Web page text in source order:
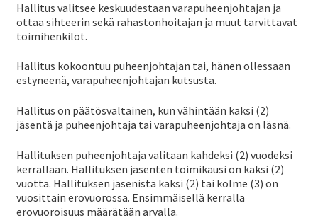
Hallitus valitsee keskuudestaan varapuheenjohtajan ja
ottaa sihteerin sekä rahastonhoitajan ja muut tarvittavat
toimihenkilöt.
Hallitus kokoontuu puheenjohtajan tai, hänen ollessaan
estyneenä, varapuheenjohtajan kutsusta.
Hallitus on päätösvaltainen, kun vähintään kaksi (2)
jäsentä ja puheenjohtaja tai varapuheenjohtaja on läsnä.
Hallituksen puheenjohtaja valitaan kahdeksi (2) vuodeksi
kerrallaan. Hallituksen jäsenten toimikausi on kaksi (2)
vuotta. Hallituksen jäsenistä kaksi (2) tai kolme (3) on
vuosittain erovuorossa. Ensimmäisellä kerralla
erovuoroisuus määrätään arvalla.